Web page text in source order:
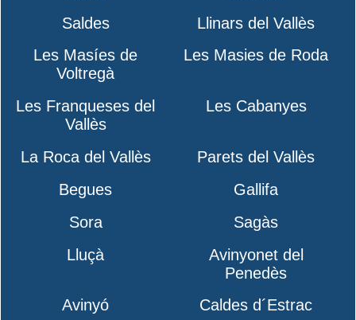
Saldes
Llinars del Vallès
Les Masíes de
Voltregà
Les Masies de Roda
Les Franqueses del
Vallès
Les Cabanyes
La Roca del Vallès
Parets del Vallès
Begues
Gallifa
Sora
Sagàs
Lluçà
Avinyonet del
Penedès
Avinyó
Caldes d´Estrac